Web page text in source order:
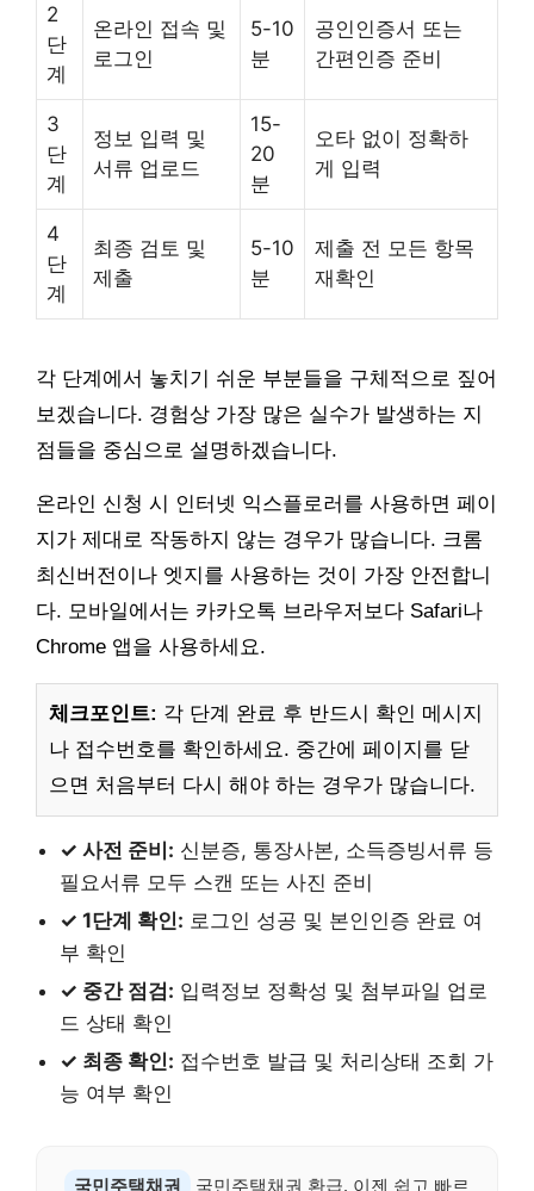
2
단
계
온라인 접속 및
로그인
5-10
분
공인인증서 또는
간편인증 준비
3
단
계
정보 입력 및
서류 업로드
15-
20
분
오타 없이 정확하
게 입력
4
단
계
최종 검토 및
제출
5-10
분
제출 전 모든 항목
재확인
각 단계에서 놓치기 쉬운 부분들을 구체적으로 짚어
보겠습니다. 경험상 가장 많은 실수가 발생하는 지
점들을 중심으로 설명하겠습니다.
온라인 신청 시 인터넷 익스플로러를 사용하면 페이
지가 제대로 작동하지 않는 경우가 많습니다. 크롬
최신버전이나 엣지를 사용하는 것이 가장 안전합니
다. 모바일에서는 카카오톡 브라우저보다 Safari나
Chrome 앱을 사용하세요.
체크포인트: 각 단계 완료 후 반드시 확인 메시지
나 접수번호를 확인하세요. 중간에 페이지를 닫
으면 처음부터 다시 해야 하는 경우가 많습니다.
✓ 사전 준비: 신분증, 통장사본, 소득증빙서류 등
필요서류 모두 스캔 또는 사진 준비
✓ 1단계 확인: 로그인 성공 및 본인인증 완료 여
부 확인
✓ 중간 점검: 입력정보 정확성 및 첨부파일 업로
드 상태 확인
✓ 최종 확인: 접수번호 발급 및 처리상태 조회 가
능 여부 확인
국민주택채권 국민주택채권 환급, 이젠 쉽고 빠르